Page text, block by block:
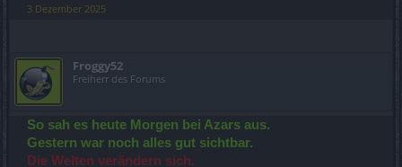
3 Dezember 2025
Froggy52
Freiherr des Forums
So sah es heute Morgen bei Azars aus.
Gestern war noch alles gut sichtbar.
Die Welten verändern sich.